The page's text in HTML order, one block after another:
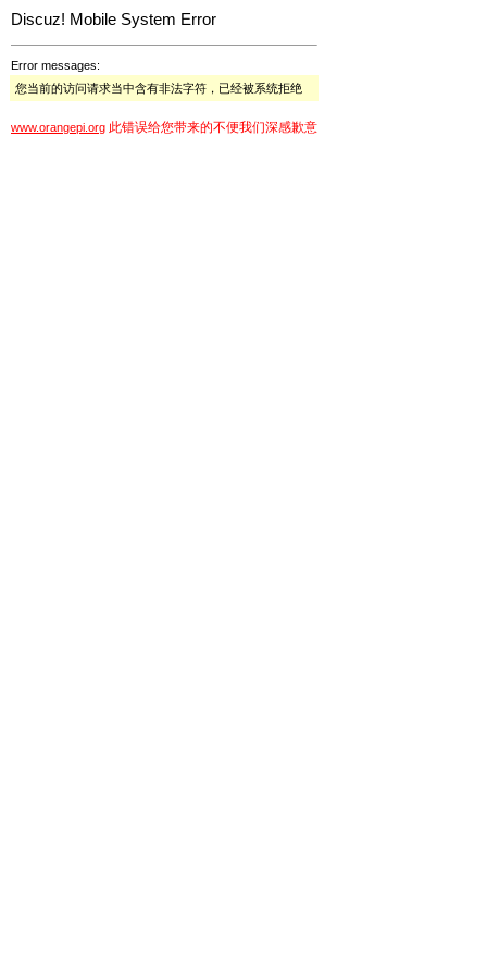
Discuz! Mobile System Error
Error messages:
您当前的访问请求当中含有非法字符，已经被系统拒绝
www.orangepi.org 此错误给您带来的不便我们深感歉意